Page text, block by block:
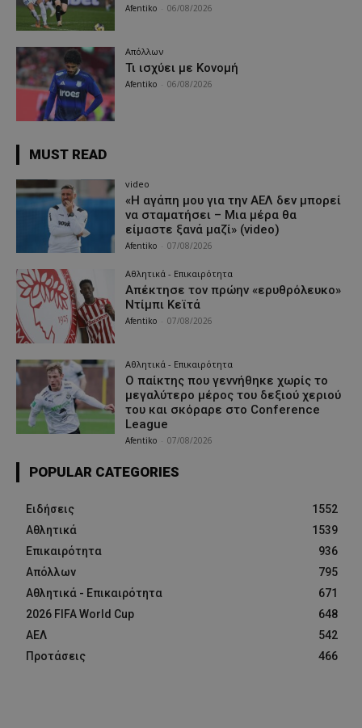
Afentiko 06/08/2026
Απόλλων
Τι ισχύει με Κονομή
Afentiko 06/08/2026
MUST READ
video
«Η αγάπη μου για την ΑΕΛ δεν μπορεί
να σταματήσει – Μια μέρα θα
είμαστε ξανά μαζί» (video)
Afentiko 07/08/2026
Αθλητικά - Επικαιρότητα
Απέκτησε τον πρώην «ερυθρόλευκο»
Ντίμπι Κεϊτά
Afentiko 07/08/2026
Αθλητικά - Επικαιρότητα
Ο παίκτης που γεννήθηκε χωρίς το
μεγαλύτερο μέρος του δεξιού χεριού
του και σκόραρε στο Conference
League
Afentiko 07/08/2026
POPULAR CATEGORIES
Ειδήσεις
1552
Αθλητικά
1539
Επικαιρότητα
936
Απόλλων
795
Αθλητικά - Επικαιρότητα
671
2026 FIFA World Cup
648
ΑΕΛ
542
Προτάσεις
466